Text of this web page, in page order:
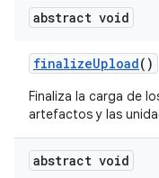
abstract void
finalizeUpload()
Finaliza la carga de
artefactos y las
abstract void